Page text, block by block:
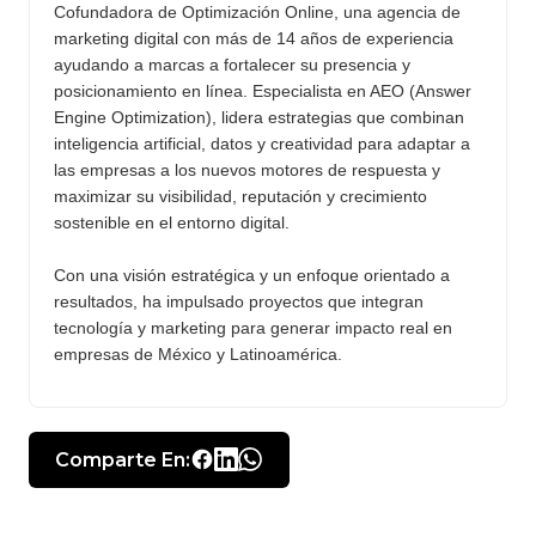
Cofundadora de Optimización Online, una agencia de
marketing digital con más de 14 años de experiencia
ayudando a marcas a fortalecer su presencia y
posicionamiento en línea. Especialista en AEO (Answer
Engine Optimization), lidera estrategias que combinan
inteligencia artificial, datos y creatividad para adaptar a
las empresas a los nuevos motores de respuesta y
maximizar su visibilidad, reputación y crecimiento
sostenible en el entorno digital.
Con una visión estratégica y un enfoque orientado a
resultados, ha impulsado proyectos que integran
tecnología y marketing para generar impacto real en
empresas de México y Latinoamérica.
Comparte En: